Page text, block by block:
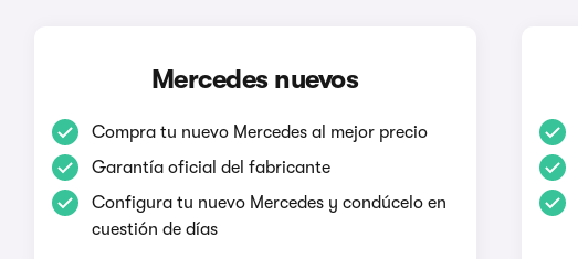
Mercedes nuevos
Compra tu nuevo Mercedes al mejor precio
Garantía oficial del fabricante
Configura tu nuevo Mercedes y condúcelo en
cuestión de días